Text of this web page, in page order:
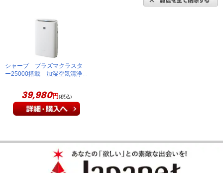
空気をきれいにしてくれる満足感があ
る！
場所をとらない。デザインが良い。音が静か。機能も十分。空
気をきれいにしているんだなという満足感があります。
静かで使いやすい！
使用してすぐに感じたのは静かです。湿度も数字で表示してく
れるのが有難いです。加湿器の水補給はタンク式が使いやすい
です。しかもプラズマクラスター２５０００が搭載。デザイン
シャープ プラズマクラスタ
ー25000搭載 加湿空気清浄
39,980円(税込)